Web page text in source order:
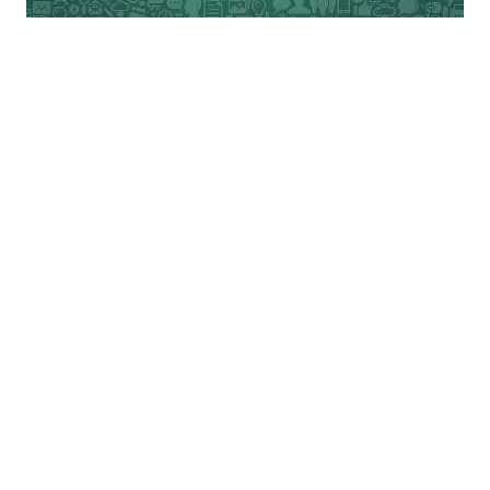
गृहस्थी की सड़ांध से भी एक तरह की राहत है। हम